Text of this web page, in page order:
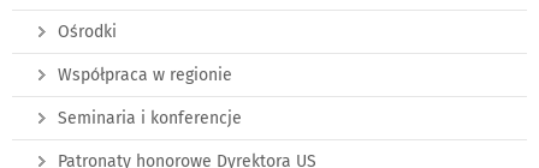
Ośrodki
Współpraca w regionie
Seminaria i konferencje
Patronaty honorowe Dyrektora US